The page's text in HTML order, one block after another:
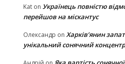
Kat on Українець повністю
перейшов на міскантус
Олександр on Харків’янин
унікальний сонячний